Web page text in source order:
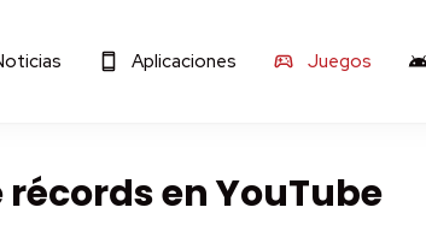
Aplicaciones Juegos
en YouTube